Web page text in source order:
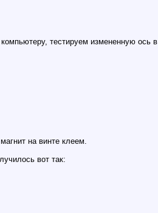
тестируем измененную ось
на винте клеем.
вот так: